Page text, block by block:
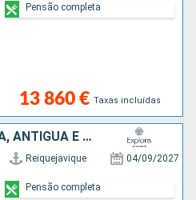
13 860 € Taxas incluídas
Pensão completa
ISLÂNDIA, GROENLANDIA, ANTÍGUA E BARBUDA, MARTINICA, CANADÁ, ESTADOS UNIDOS
Reiquejavique 04/09/2027
Pensão completa